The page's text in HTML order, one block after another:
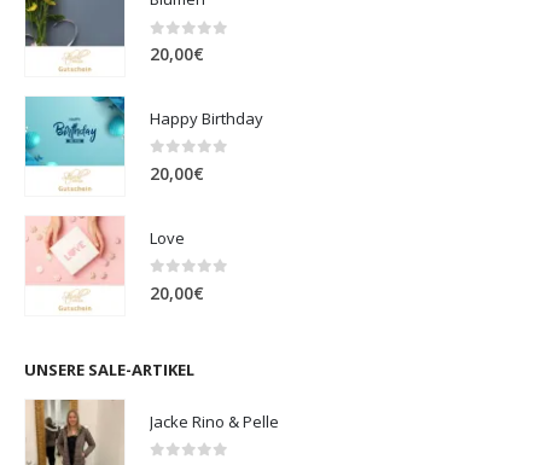
0 out of 5
20,00€
Happy Birthday
0 out of 5
20,00€
Love
0 out of 5
20,00€
UNSERE SALE-ARTIKEL
Jacke Rino & Pelle